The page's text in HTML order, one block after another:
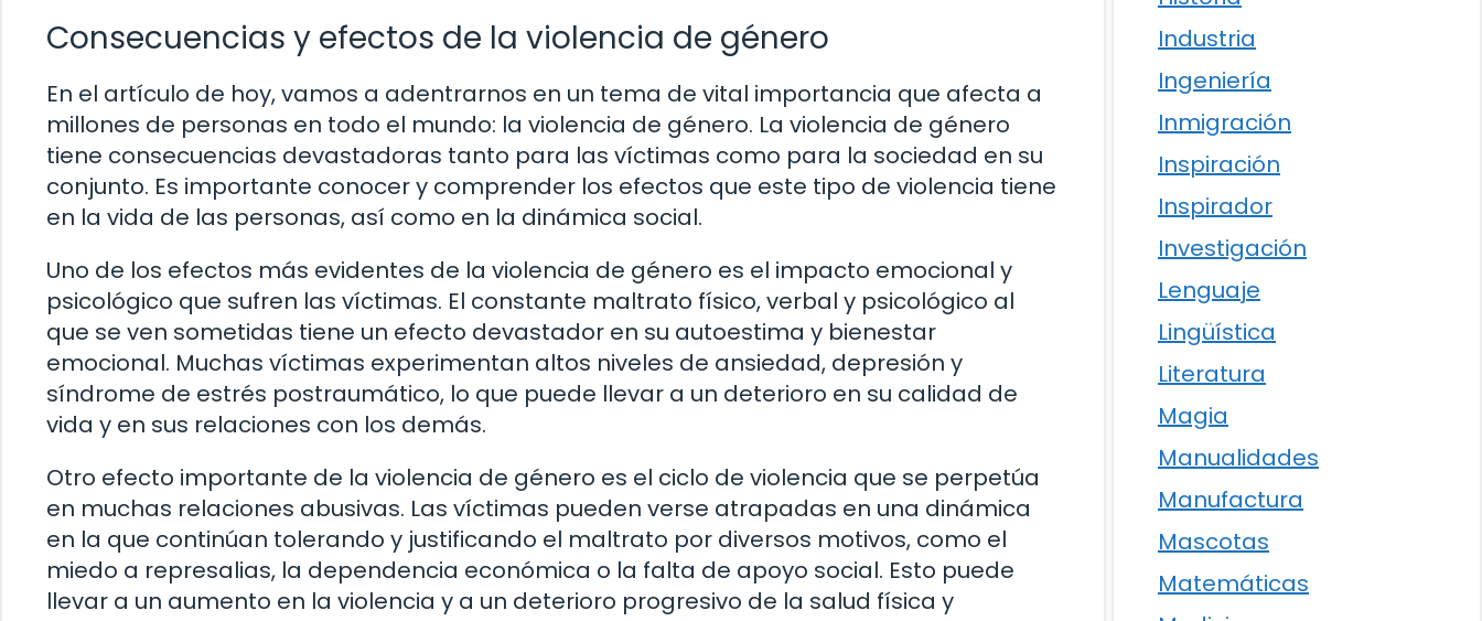
Consecuencias y efectos de la violencia de género
En el artículo de hoy, vamos a adentrarnos en un tema de vital importancia que afecta a
millones de personas en todo el mundo: la violencia de género. La violencia de género
tiene consecuencias devastadoras tanto para las víctimas como para la sociedad en su
conjunto. Es importante conocer y comprender los efectos que este tipo de violencia tiene
en la vida de las personas, así como en la dinámica social.
Uno de los efectos más evidentes de la violencia de género es el impacto emocional y
psicológico que sufren las víctimas. El constante maltrato físico, verbal y psicológico al
que se ven sometidas tiene un efecto devastador en su autoestima y bienestar
emocional. Muchas víctimas experimentan altos niveles de ansiedad, depresión y
síndrome de estrés postraumático, lo que puede llevar a un deterioro en su calidad de
vida y en sus relaciones con los demás.
Otro efecto importante de la violencia de género es el ciclo de violencia que se perpetúa
en muchas relaciones abusivas. Las víctimas pueden verse atrapadas en una dinámica
en la que continúan tolerando y justificando el maltrato por diversos motivos, como el
miedo a represalias, la dependencia económica o la falta de apoyo social. Esto puede
llevar a un aumento en la violencia y a un deterioro progresivo de la salud física y
Industria
Ingeniería
Inmigración
Inspiración
Inspirador
Investigación
Lenguaje
Lingüística
Literatura
Magia
Manualidades
Manufactura
Mascotas
Matemáticas